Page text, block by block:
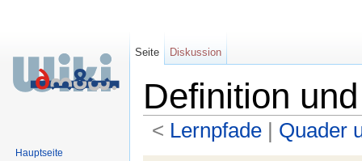
Definition
< Lernpfade‎ | Quader
Seite Diskussion
Hauptseite